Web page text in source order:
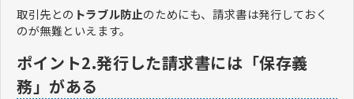
取引先との トラブル防止のためにも、請求書は発行しておく
のが無難といえます。
ポイント2.発行した請求書には「保存義
務」がある